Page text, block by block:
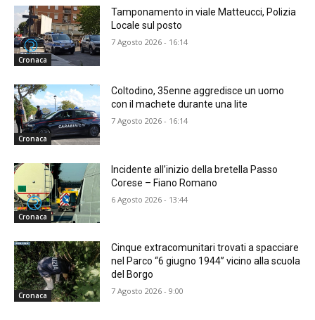
Cronaca
Tamponamento in viale Matteucci, Polizia
Locale sul posto
7 Agosto 2026 - 16:14
Cronaca
Coltodino, 35enne aggredisce un uomo
con il machete durante una lite
7 Agosto 2026 - 16:14
Cronaca
Incidente all’inizio della bretella Passo
Corese – Fiano Romano
6 Agosto 2026 - 13:44
Cronaca
Cinque extracomunitari trovati a spacciare
nel Parco “6 giugno 1944” vicino alla scuola
del Borgo
7 Agosto 2026 - 9:00